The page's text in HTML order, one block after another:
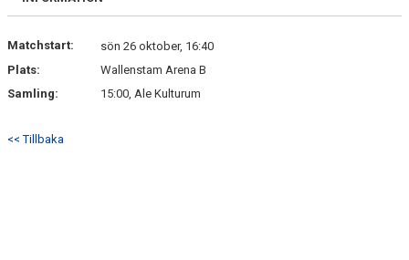
Matchstart:
sön 26 oktober, 16:40
Plats:
Wallenstam Arena B
Samling:
15:00, Ale Kulturum
<< Tillbaka